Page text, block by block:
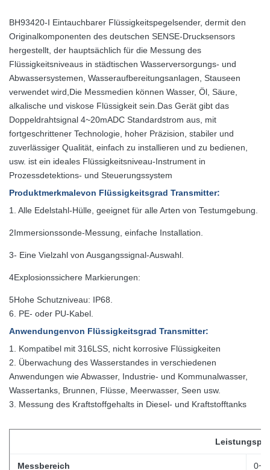
BH93420-I Eintauchbarer Flüssigkeitspegelsender, dermit den
Originalkomponenten des deutschen SENSE-Drucksensors
hergestellt, der hauptsächlich für die Messung des
Flüssigkeitsniveaus in städtischen Wasserversorgungs- und
Abwassersystemen, Wasseraufbereitungsanlagen, Stauseen
verwendet wird,Die Messmedien können Wasser, Öl, Säure,
alkalische und viskose Flüssigkeit sein.Das Gerät gibt das
Doppeldrahtsignal 4~20mADC Standardstrom aus, mit
fortgeschrittener Technologie, hoher Präzision, stabiler und
zuverlässiger Qualität, einfach zu installieren und zu bedienen,
usw. ist ein ideales Flüssigkeitsniveau-Instrument in
Prozessdetektions- und Steuerungssystem
Produktmerkmalevon Flüssigkeitsgrad Transmitter:
1. Alle Edelstahl-Hülle, geeignet für alle Arten von Testumgebung.
2Immersionssonde-Messung, einfache Installation.
3- Eine Vielzahl von Ausgangssignal-Auswahl.
4Explosionssichere Markierungen:
5Hohe Schutzniveau: IP68.
6. PE- oder PU-Kabel.
Anwendungenvon Flüssigkeitsgrad Transmitter:
1. Kompatibel mit 316LSS, nicht korrosive Flüssigkeiten
2. Überwachung des Wasserstandes in verschiedenen
Anwendungen wie Abwasser, Industrie- und Kommunalwasser,
Wassertanks, Brunnen, Flüsse, Meerwasser, Seen usw.
3. Messung des Kraftstoffgehalts in Diesel- und Kraftstofftanks
Messbereich